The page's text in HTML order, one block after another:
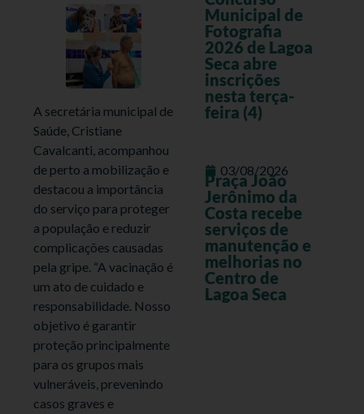
A secretária municipal de
Saúde, Cristiane
Cavalcanti, acompanhou
de perto a mobilização e
destacou a importância
do serviço para proteger
a população e reduzir
complicações causadas
pela gripe. “A vacinação é
um ato de cuidado e
responsabilidade. Nosso
objetivo é garantir
proteção principalmente
para os grupos mais
vulneráveis, prevenindo
casos graves e
Municipal de
Fotografia
2026 de Lagoa
Seca abre
inscrições
nesta terça-
feira (4)
03/08/2026
Praça João
Jerônimo da
Costa recebe
serviços de
manutenção e
melhorias no
Centro de
Lagoa Seca